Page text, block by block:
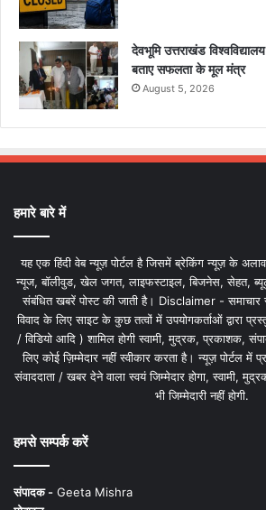
देवभूमि उत्तराखंड
बताए सफलता के मूल मंत्र
August 5, 2026
हमारे बारे में
यह एक हिंदी वेब न्यूज़ पोर्टल है जिसमें ब्रेकिंग न्यूज़ के
न्यूज, बॉलीवुड, खेल जगत, लाइफस्टाइल, बिजनेस, सेहत,
संबंधित खबरें पोस्ट की जाती है। Disclaimer - समाचार
विवाद के लिए साइट के कुछ तत्वों में उपयोगकर्ताओं द्वारा
/ विडियो आदि ) शामिल होगी स्वामी, मुद्रक, प्रकाशक,
लिए कोई ज़िम्मेदार नहीं स्वीकार करता है। न्यूज़ पोर्टल में
संवाददाता / खबर देने वाला स्वयं जिम्मेदार होगा, स्वामी,
भी जिम्मेदारी नहीं होगी.
हमसे सम्पर्क करें
संपादक - Geeta Mishra